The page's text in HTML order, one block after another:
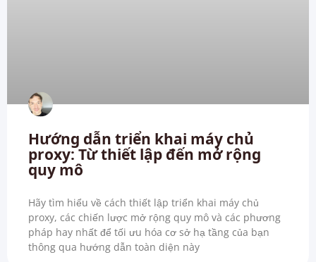
Hướng dẫn triển khai máy chủ
proxy: Từ thiết lập đến mở rộng
quy mô
Hãy tìm hiểu về cách thiết lập triển khai máy chủ
proxy, các chiến lược mở rộng quy mô và các phương
pháp hay nhất để tối ưu hóa cơ sở hạ tầng của bạn
thông qua hướng dẫn toàn diện này